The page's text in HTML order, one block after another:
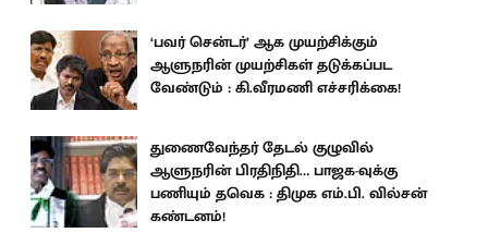
‘பவர் சென்டர்’ ஆக முயற்சிக்கும்
ஆளுநரின் முயற்சிகள் தடுக்கப்பட
வேண்டும் : கி.வீரமணி எச்சரிக்கை!
துணைவேந்தர் தேடல் குழுவில்
ஆளுநரின் பிரதிநிதி… பாஜக-வுக்கு
பணியும் தவெக : திமுக எம்.பி. வில்சன்
கண்டனம்!